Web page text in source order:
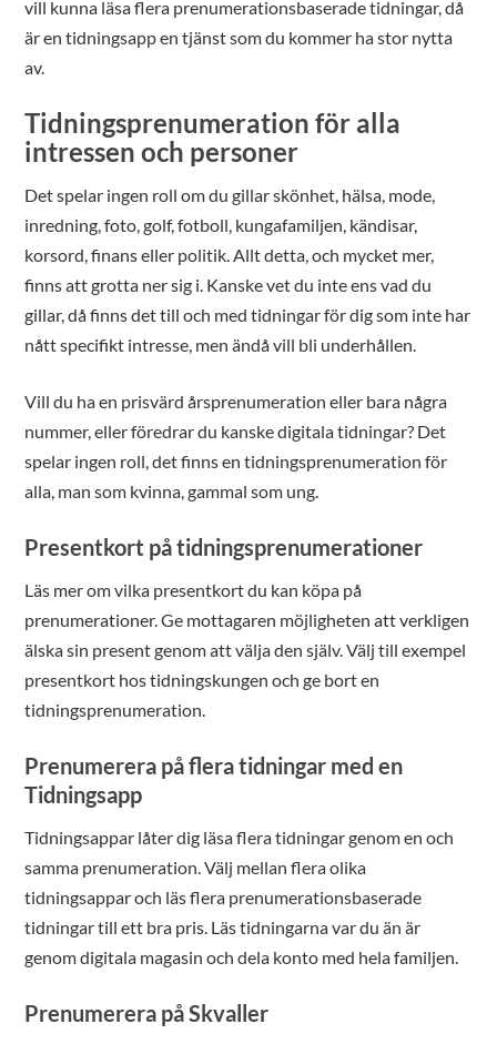
vill kunna läsa flera prenumerationsbaserade tidningar, då
är en tidningsapp en tjänst som du kommer ha stor nytta
av.
Tidningsprenumeration för alla
intressen och personer
Det spelar ingen roll om du gillar skönhet, hälsa, mode,
inredning, foto, golf, fotboll, kungafamiljen, kändisar,
korsord, finans eller politik. Allt detta, och mycket mer,
finns att grotta ner sig i. Kanske vet du inte ens vad du
gillar, då finns det till och med tidningar för dig som inte har
nått specifikt intresse, men ändå vill bli underhållen.
Vill du ha en prisvärd årsprenumeration eller bara några
nummer, eller föredrar du kanske digitala tidningar? Det
spelar ingen roll, det finns en tidningsprenumeration för
alla, man som kvinna, gammal som ung.
Presentkort på tidningsprenumerationer
Läs mer om vilka presentkort du kan köpa på
prenumerationer. Ge mottagaren möjligheten att verkligen
älska sin present genom att välja den själv. Välj till exempel
presentkort hos tidningskungen och ge bort en
tidningsprenumeration.
Prenumerera på flera tidningar med en
Tidningsapp
Tidningsappar låter dig läsa flera tidningar genom en och
samma prenumeration. Välj mellan flera olika
tidningsappar och läs flera prenumerationsbaserade
tidningar till ett bra pris. Läs tidningarna var du än är
genom digitala magasin och dela konto med hela familjen.
Prenumerera på Skvaller